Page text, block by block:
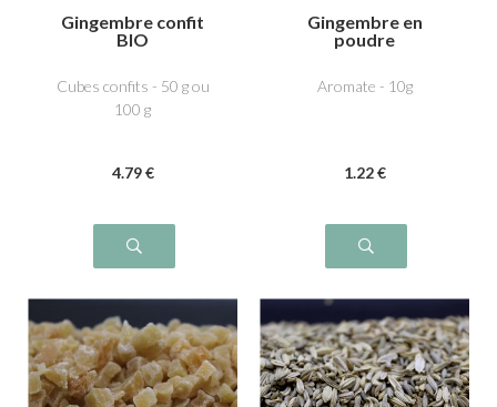
Gingembre confit
BIO
Cubes confits - 50 g ou
100 g
4.79 €
Gingembre en
poudre
Aromate - 10g
1.22 €